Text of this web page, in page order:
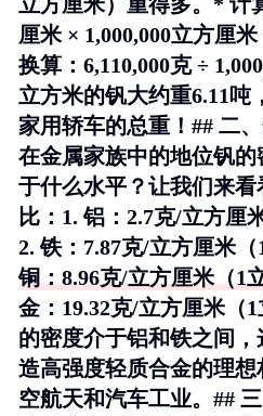
厘米 × 1,000,000立方厘
换算：6,110,000克 ÷
立方米的钒大约重6.11吨
家用轿车的总重！## 二
在金属家族中的地位钒
于什么水平？让我们来
比：1.铝 ：2.7克/立方厘
2. 铁：7.87克/立方厘米
铜 ：8.96克/立方厘米（1
金：19.32克/立方厘米（
的密度介于铝和铁之间
造高强度轻质合金的理
空航天和汽车工业。##